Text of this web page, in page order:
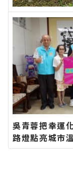
吳青蓉把幸運
路燈點亮城市
方網站各類新
聞報導 最新